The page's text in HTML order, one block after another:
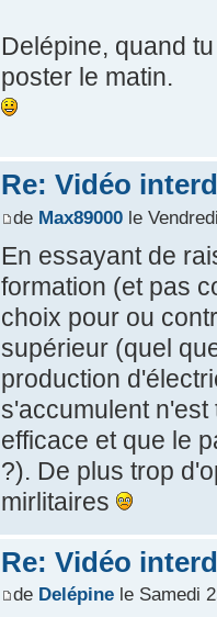
Delépine, quand
poster le matin.
Re: Vidéo
de Max89000le
En essayant de
formation (et pas
choix pour ou
supérieur (quel
production
s'accumulent
efficace et que le
?). De plus trop
mirlitaires
Re: Vidéo
de Delépinele Samedi